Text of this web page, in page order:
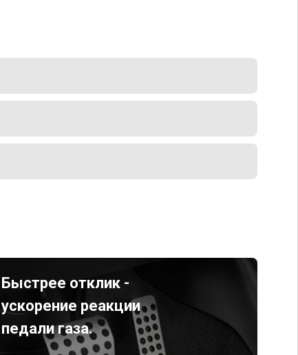
Быстрее отклик -
ускорение реакции
педали газа.